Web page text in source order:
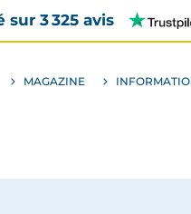
sur 3 325 avis
MAGAZINE